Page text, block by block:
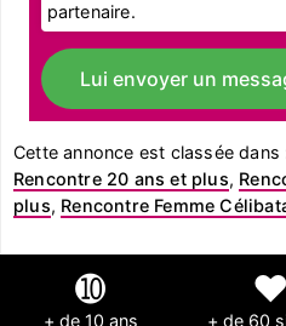
partenaire.
Lui envoyer un
Cette annonce est classée dans
Rencontre 20 ans et plus,
plus, Rencontre Femme
➓
+ de 10 ans
❤
+ de 60